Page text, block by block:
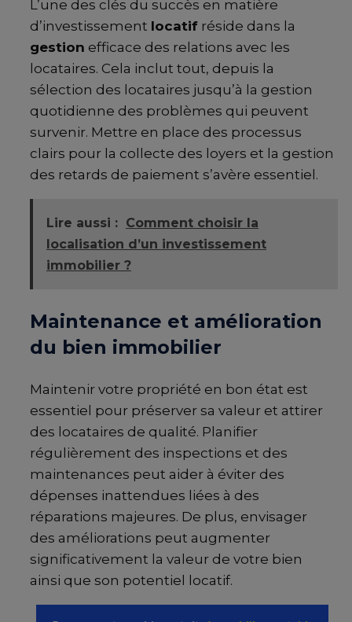
L’une des clés du succès en matière
d’investissement locatif réside dans la
gestion efficace des relations avec les
locataires. Cela inclut tout, depuis la
sélection des locataires jusqu’à la gestion
quotidienne des problèmes qui peuvent
survenir. Mettre en place des processus
clairs pour la collecte des loyers et la gestion
des retards de paiement s’avère essentiel.
Lire aussi : Comment choisir la
localisation d’un investissement
immobilier ?
Maintenance et amélioration
du bien immobilier
Maintenir votre propriété en bon état est
essentiel pour préserver sa valeur et attirer
des locataires de qualité. Planifier
régulièrement des inspections et des
maintenances peut aider à éviter des
dépenses inattendues liées à des
réparations majeures. De plus, envisager
des améliorations peut augmenter
significativement la valeur de votre bien
ainsi que son potentiel locatif.